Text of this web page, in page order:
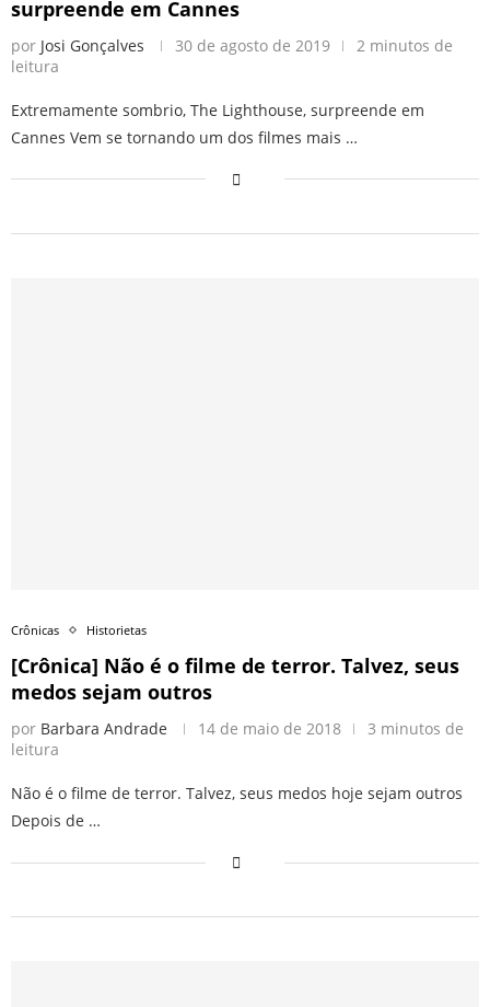
surpreende em Cannes
por Josi Gonçalves 30 de agosto de 2019
2 minutos de
leitura
Extremamente sombrio, The Lighthouse, surpreende em
Cannes Vem se tornando um dos filmes mais …
Crônicas Historietas
[Crônica] Não é o filme de terror. Talvez, seus
medos sejam outros
por Barbara Andrade 14 de maio de 2018
3 minutos de
leitura
Não é o filme de terror. Talvez, seus medos hoje sejam outros
Depois de …